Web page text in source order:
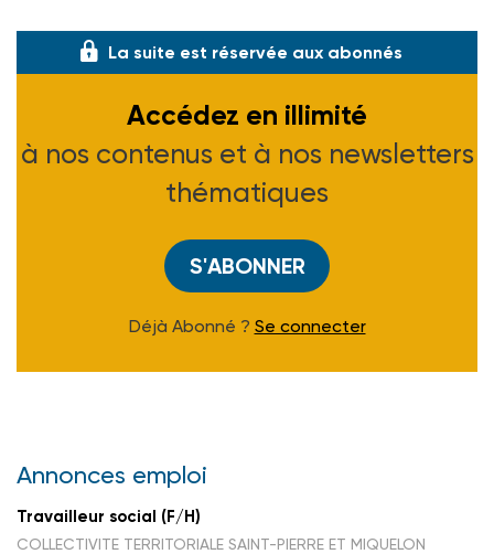
La suite est réservée aux abonnés
Accédez en illimité
à nos contenus et à nos newsletters
thématiques
S'ABONNER
Déjà Abonné ? Se connecter
Annonces emploi
Travailleur social (F/H)
COLLECTIVITE TERRITORIALE SAINT-PIERRE ET MIQUELON